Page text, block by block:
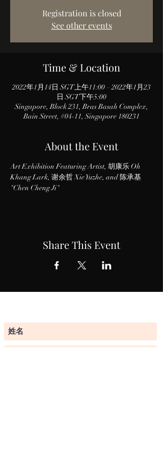
Registration is closed
See other events
Time & Location
2022年1月14日 SGT上午11:00 – 2022年1月23
日 SGT下午5:00
Singapore, Block 231, Bras Basah Complex,
Bain Street, #04-11, Singapore 180231
About the Event
Art Exhibition Featuring Artist, 胡康乐 Oh
Khang Lark, 谢余哲 Xie Yuzhe, and 陈承基
"Chen Cheng Ji"
Share This Event